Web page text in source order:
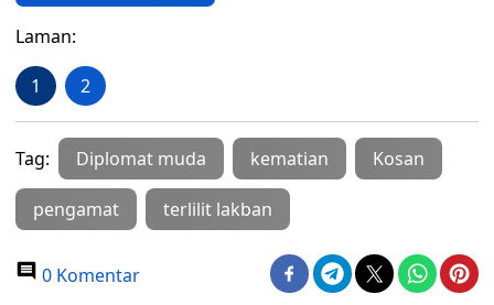
Laman:
1 2
Tag: Diplomat muda kematian Kosan
pengamat terlilit lakban
0 Komentar